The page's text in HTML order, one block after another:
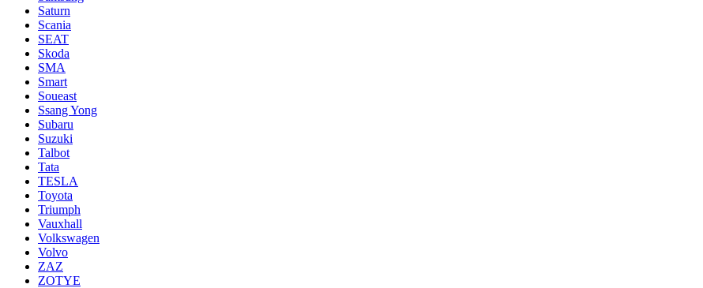
Saturn
Scania
SEAT
Skoda
SMA
Smart
Soueast
Ssang Yong
Subaru
Suzuki
Talbot
Tata
TESLA
Toyota
Triumph
Vauxhall
Volkswagen
Volvo
ZAZ
ZOTYE